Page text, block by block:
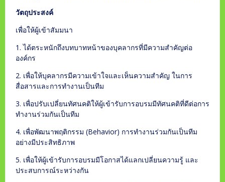
วัตถุประสงค์
เพื่อให้ผู้เข้าสัมมนา
1. ได้ตระหนักถึงบทบาทหน้าของบุคลากรที่มีความสำคัญต่อ
องค์กร
2. เพื่อให้บุคลากรมีความเข้าใจและเห็นความสำคัญ ในการ
สื่อสารและการทำงานเป็นทีม
3. เพื่อปรับเปลี่ยนทัศนคติให้ผู้เข้ารับการอบรมมีทัศนคติที่ดีต่อการ
ทำงานร่วมกันเป็นทีม
4. เพื่อพัฒนาพฤติกรรม (Behavior) การทำงานร่วมกันเป็นทีม
อย่างมีประสิทธิภาพ
5. เพื่อให้ผู้เข้ารับการอบรมมีโอกาสได้แลกเปลี่ยนความรู้ และ
ประสบการณ์ระหว่างกัน